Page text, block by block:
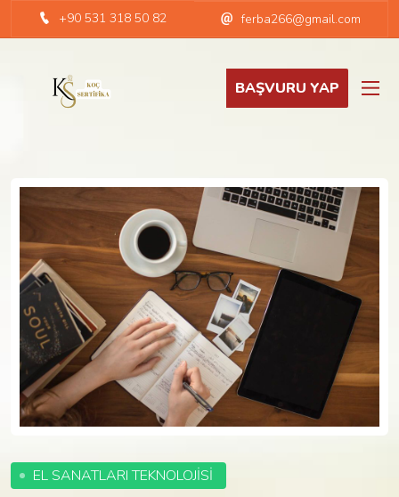
+90 531 318 50 82 ferba266@gmail.com
BAŞVURU YAP
EL SANATLARI TEKNOLOJİSİ